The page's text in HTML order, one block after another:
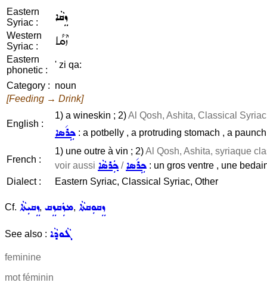
Eastern
Syriac :
ܙܸܩܵܐ
Western
Syriac :
ܙܶܩܳܐ
Eastern
phonetic :
' zi qa:
Category : noun
[Feeding → Drink]
English :
1) a wineskin ; 2)Al Qosh, Ashita, Classical Syriac
ܟܹܪ݇ܣܐ : a potbelly , a protruding stomach , a
French :
1) une outre à vin ; 2)Al Qosh, Ashita, syriaque
voir aussi ܟܲܪܣܵܐ /ܟܹܪ݇ܣܐ : un gros ventre , une
Dialect :
Eastern Syriac, Classical Syriac, Other
Cf. ܙܸܩܝܼܬܵܐ, ܡܙܲܩܙܸܩ, ܙܸܩܘܼܩܬܵܐ
See also : ܓܵܘܕܵܐ
feminine
mot féminin